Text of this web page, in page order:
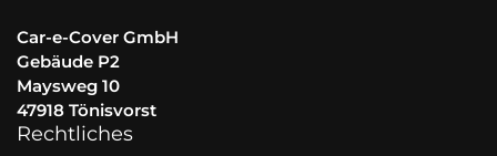
Car-e-Cover GmbH
Gebäude P2
Maysweg 10
47918 Tönisvorst
Rechtliches